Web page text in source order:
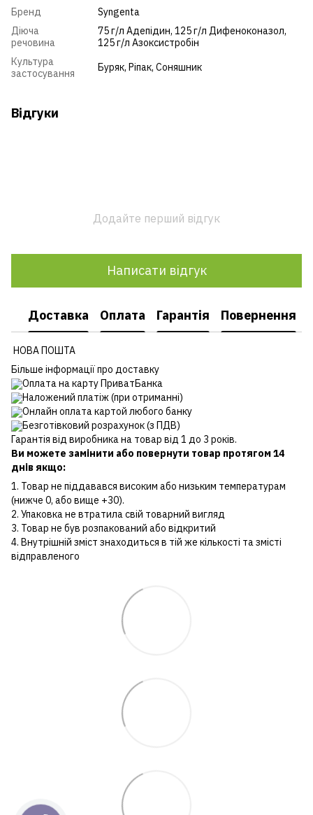
Бренд
Syngenta
Діюча
речовина
75 г/л Адепідин, 125 г/л Дифеноконазол,
125 г/л Азоксистробін
Культура
застосування
Буряк, Ріпак, Соняшник
Відгуки
Додайте перший відгук
Написати відгук
Доставка Оплата Гарантія Повернення
НОВА ПОШТА
Більше інформації про доставку
Оплата на карту ПриватБанка
Наложений платіж (при отриманні)
Онлайн оплата картой любого банку
Безготівковий розрахунок (з ПДВ)
Гарантія від виробника на товар від 1 до 3 років.
Ви можете замінити або повернути товар протягом 14
днів якщо:
1. Товар не піддавався високим або низьким температурам
(нижче 0, або вище +30).
2. Упаковка не втратила свій товарний вигляд
3. Товар не був розпакований або відкритий
4. Внутрішній зміст знаходиться в тій же кількості та змісті
відправленого